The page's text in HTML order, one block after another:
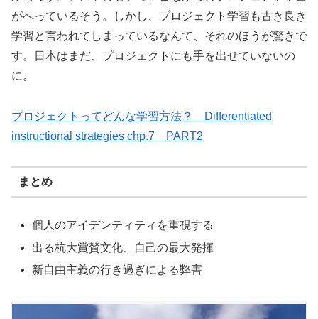
がへっているそう。しかし、プロジェクト学習も古き良き
学習と言われてしまっているなんて、それのほうが驚きで
す。日本はまだ、プロジェクトにも手を出せていないの
に。
プロジェクトってどんな学習方法？ Differentiated
instructional strategies chp.7 PART2
まとめ
個人のアイデンティティを重視する
出る杭大賞賛文化、自己の最大発揮
新自由主義の行き過ぎによる弊害